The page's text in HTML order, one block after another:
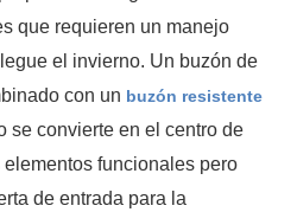
que requieren un manejo
el invierno. Un buzón de
con un buzón resistente
se convierte en el centro de
funcionales pero
de entrada para la